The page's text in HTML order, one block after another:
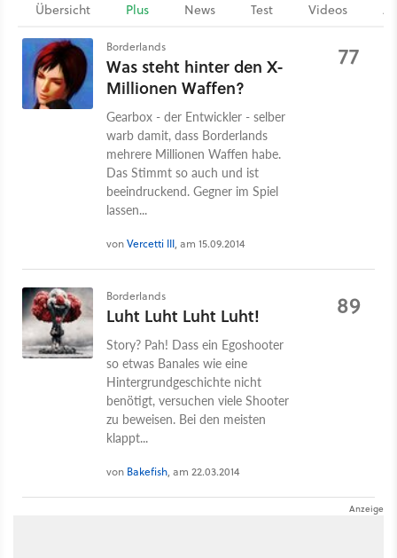
Übersicht Plus News Test Videos
Borderlands
Was steht hinter den X-
Millionen Waffen?
Gearbox - der Entwickler - selber
warb damit, dass Borderlands
mehrere Millionen Waffen habe.
Das Stimmt so auch und ist
beeindruckend. Gegner im Spiel
lassen...
vonVercetti III, am 15.09.2014
77
Borderlands
Luht Luht Luht Luht!
Story? Pah! Dass ein Egoshooter
so etwas Banales wie eine
Hintergrundgeschichte nicht
benötigt, versuchen viele Shooter
zu beweisen. Bei den meisten
klappt...
von Bakefish, am 22.03.2014
89